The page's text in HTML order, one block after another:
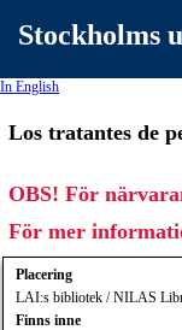
Stockholms
In English
Los tratantes de
OBS! För
För mer
Placering
LAI:s bibliotek / NILAS
Finns inne